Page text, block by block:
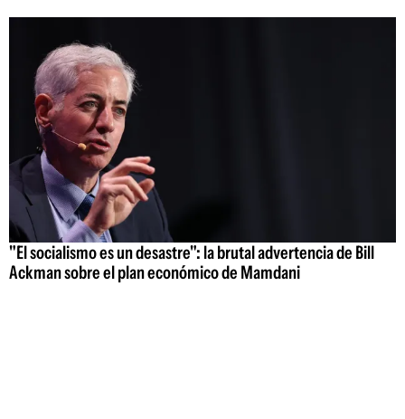
"El socialismo es un desastre": la brutal advertencia de Bill
Ackman sobre el plan económico de Mamdani